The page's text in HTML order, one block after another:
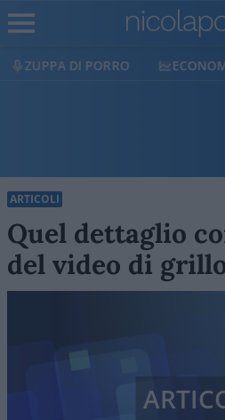
ZUPPA DI PORRO
ARTICOLI
Quel dettaglio
del video di